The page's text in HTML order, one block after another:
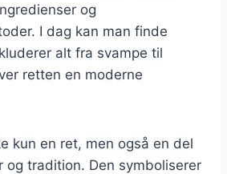
og
I dag kan man finde
alt fra svampe til
retten en moderne
kun en ret, men også en del
og tradition. Den symboliserer